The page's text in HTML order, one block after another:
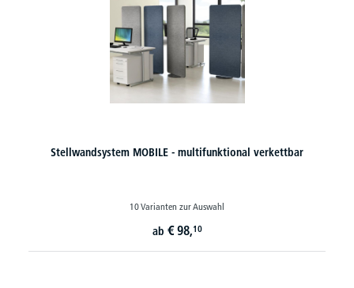
Stellwandsystem MOBILE - multifunktional verkettbar
10 Varianten zur Auswahl
ab € 98,10